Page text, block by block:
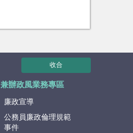
收合
兼辦政風業務專區
廉政宣導
公務員廉政倫理規範
事件